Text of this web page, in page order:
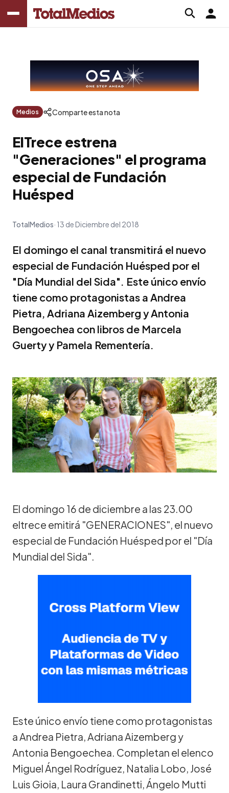
Medios Comparte esta nota
ElTrece estrena
"Generaciones" el programa
especial de Fundación
Huésped
TotalMedios 13 de Diciembre del 2018
El domingo el canal transmitirá el nuevo
especial de Fundación Huésped por el
"Día Mundial del Sida". Este único envío
tiene como protagonistas a Andrea
Pietra, Adriana Aizemberg y Antonia
Bengoechea con libros de Marcela
Guerty y Pamela Rementería.
El domingo 16 de diciembre a las 23.00
eltrece emitirá "GENERACIONES", el nuevo
especial de Fundación Huésped por el "Día
Mundial del Sida".
Este único envío tiene como protagonistas
a Andrea Pietra, Adriana Aizemberg y
Antonia Bengoechea. Completan el elenco
Miguel Ángel Rodríguez, Natalia Lobo, José
Luis Gioia, Laura Grandinetti, Ángelo Mutti